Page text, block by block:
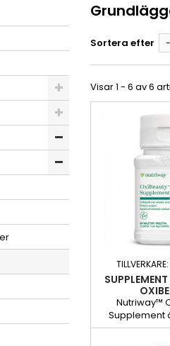
Sortera efter
Visar 1 - 6 av 6
TILLVERKARE:
Nutriway™
Supplement